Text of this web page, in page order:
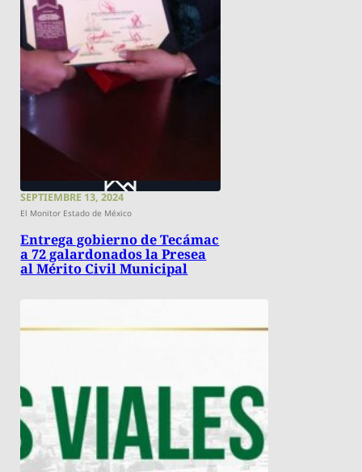
SEPTIEMBRE 13, 2024
El Monitor Estado de México
Entrega gobierno de Tecámac
a 72 galardonados la Presea
al Mérito Civil Municipal